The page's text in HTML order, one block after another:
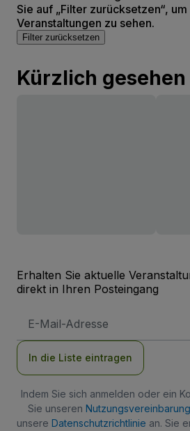
Sie auf „Filter zurücksetzen“, um
Veranstaltungen zu sehen.
Filter zurücksetzen
Kürzlich gesehen
Erhalten Sie aktuelle
direkt in Ihren Posteingang
Mail-
In die Liste eintragen
Indem Sie sich anmelden oder ein
Sie unseren
unsere Datenschutzrichtlinie an. Sie